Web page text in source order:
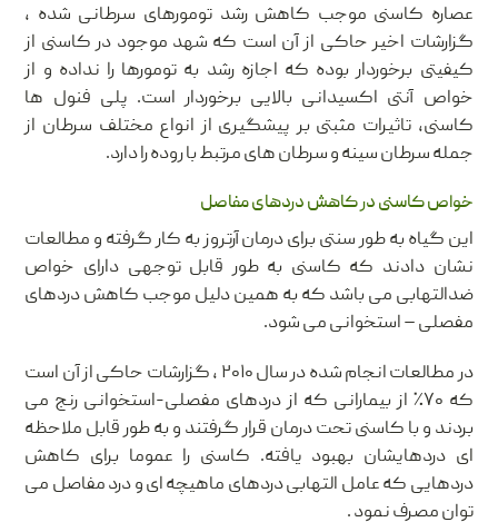
عصاره کاسنی موجب کاهش رشد تومورهای سرطانی شده ،
گزارشات اخیر حاکی از آن است که شهد موجود در کاسنی از
کیفیتی برخوردار بوده که اجازه رشد به تومورها را نداده و از
خواص آنتی اکسیدانی بالایی برخوردار است. پلی فنول ها
کاسنی، تاثیرات مثبتی بر پیشگیری از انواع مختلف سرطان از
جمله سرطان سینه و سرطان های مرتبط با روده را دارد.
خواص کاسنی در کاهش دردهای مفاصل
این گیاه به طور سنتی برای درمان آرتروز به کار گرفته و مطالعات
نشان دادند که کاسنی به طور قابل توجهی دارای خواص
ضدالتهابی می باشد که به همین دلیل موجب کاهش دردهای
مفصلی – استخوانی می شود.
در مطالعات انجام شده در سال ۲۰۱۰ ، گزارشات حاکی از آن است
که ۷۰٪ از بیمارانی که از دردهای مفصلی-استخوانی رنج می
بردند و با کاسنی تحت درمان قرار گرفتند و به طور قابل ملاحظه
ای دردهایشان بهبود یافته. کاسنی را عموما برای کاهش
دردهایی که عامل التهابی دردهای ماهیچه ای و درد مفاصل می
توان مصرف نمود .